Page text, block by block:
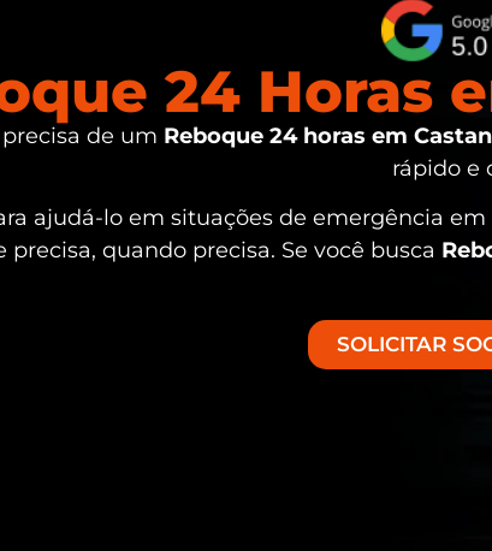
24 Horas
de um Reboque 24 horas em
rápido e
ajudá-lo em situações de emergência em
precisa, quando precisa. Se você busca
SOLICITAR